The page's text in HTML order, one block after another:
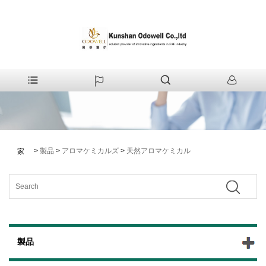
家 > 製品 > アロマケミカルズ > 天然アロマケミカル
製品